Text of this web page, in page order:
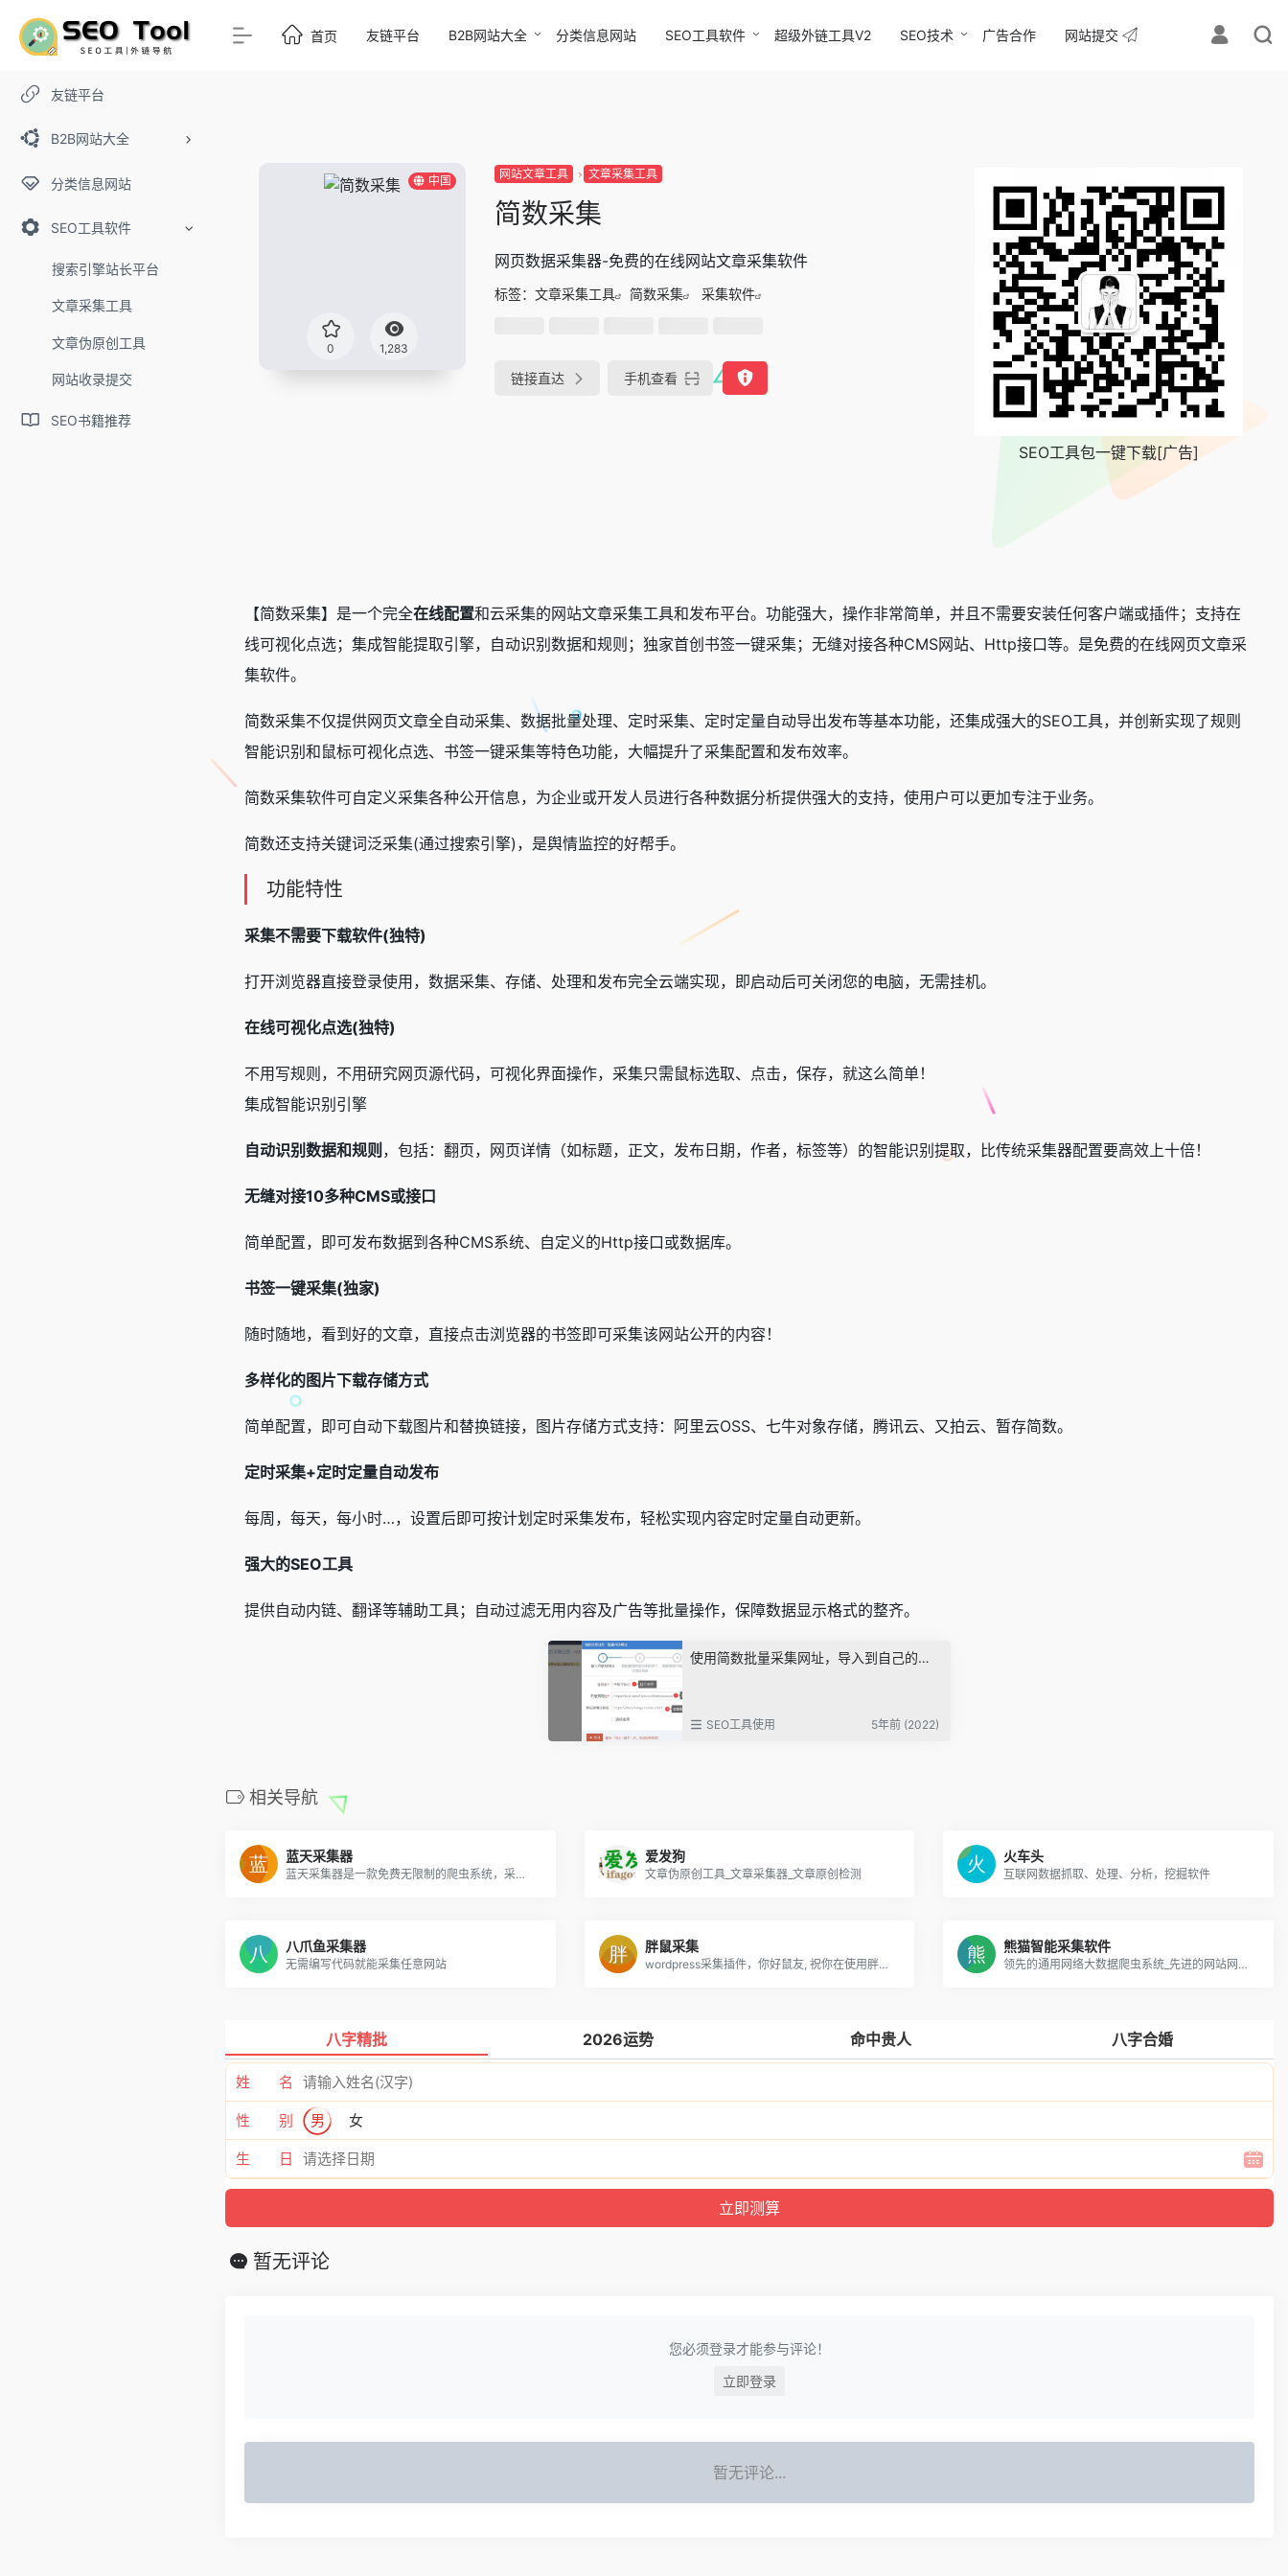
友链平台
B2B网站大全
分类信息网站
SEO工具软件
搜索引擎站长平台
文章采集工具
文章伪原创工具
网站收录提交
SEO书籍推荐
首页 友链平台 B2B网站大全 分类信息网站 SEO工具软件 超级外链工具V2 SEO技术 广告合作 网站提交
中国
0 1,283
网站文章工具 文章采集工具
简数采集
网页数据采集器-免费的在线网站文章采集软件
标签： 文章采集工具 简数采集 采集软件
链接直达 手机查看
SEO工具包一键下载[广告]
【简数采集】是一个完全在线配置和云采集的网站文章采集工具和发布平台。功能强大，操作非常简单，并且不需要安装任何客户端或插件；支持在
线可视化点选；集成智能提取引擎，自动识别数据和规则；独家首创书签一键采集；无缝对接各种CMS网站、Http接口等。是免费的在线网页文章采
集软件。
简数采集不仅提供网页文章全自动采集、数据批量处理、定时采集、定时定量自动导出发布等基本功能，还集成强大的SEO工具，并创新实现了规则
智能识别和鼠标可视化点选、书签一键采集等特色功能，大幅提升了采集配置和发布效率。
简数采集软件可自定义采集各种公开信息，为企业或开发人员进行各种数据分析提供强大的支持，使用户可以更加专注于业务。
简数还支持关键词泛采集(通过搜索引擎)，是舆情监控的好帮手。
功能特性
采集不需要下载软件(独特)
打开浏览器直接登录使用，数据采集、存储、处理和发布完全云端实现，即启动后可关闭您的电脑，无需挂机。
在线可视化点选(独特)
不用写规则，不用研究网页源代码，可视化界面操作，采集只需鼠标选取、点击，保存，就这么简单！
集成智能识别引擎
自动识别数据和规则 ，包括：翻页，网页详情（如标题，正文，发布日期，作者，标签等）的智能识别提取，比传统采集器配置要高效上十倍！
无缝对接10多种CMS或接口
简单配置，即可发布数据到各种CMS系统、自定义的Http接口或数据库。
书签一键采集(独家)
随时随地，看到好的文章，直接点击浏览器的书签即可采集该网站公开的内容！
多样化的图片下载存储方式
简单配置，即可自动下载图片和替换链接，图片存储方式支持：阿里云OSS、七牛对象存储，腾讯云、又拍云、暂存简数。
定时采集+定时定量自动发布
每周，每天，每小时…，设置后即可按计划定时采集发布，轻松实现内容定时定量自动更新。
强大的SEO工具
提供自动内链、翻译等辅助工具；自动过滤无用内容及广告等批量操作，保障数据显示格式的整齐。
使用简数批量采集网址，导入到自己的网址导航网站
SEO工具使用 5年前 (2022)
相关导航
蓝天采集器
蓝天采集器是一款免费无限制的爬虫系统，采用php+mysql开发可部署在云端服务器，实现电脑端、移动端使用浏览器即可采集数据，可对接任何cms系统，免登录实时发布数据，是网页大数据采集软件中完全跨平台的云端爬虫系统，在人工智能大模型时代助力垂直大模型AIGC内容创作！
爱发狗
文章伪原创工具_文章采集器_文章原创检测
火车头
互联网数据抓取、处理、分析，挖掘软件
八爪鱼采集器
无需编写代码就能采集任意网站
胖鼠采集
wordpress采集插件，你好鼠友, 祝你在使用胖鼠的时间里开心愉快~
熊猫智能采集软件
领先的通用网络大数据爬虫系统_先进的网站网页采集器工具_企业名录电话采集
八字精批 2026运势 命中贵人 八字合婚
姓 名
性 别 男 女
生 日
暂无评论
您必须登录才能参与评论！
立即登录
暂无评论...